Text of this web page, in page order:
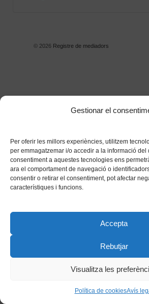
Gestionar el
Per oferir les millors experiències, utilitzem
per emmagatzemar i/o accedir a la informació del
consentiment a aquestes tecnologies ens
ara el comportament de navegació o
consentir o retirar el consentiment, pot afectar
característiques i funcions.
Accepta
Rebutjar
Visualitza les
Política de cookiesAvís
© 2026Registre de mediadors